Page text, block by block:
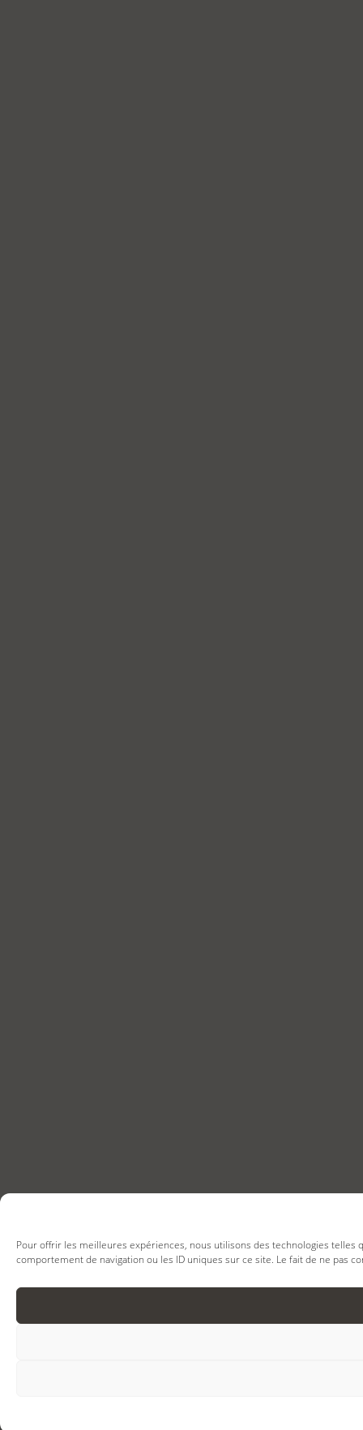
Pour offrir les meilleures expériences, nous utilisons des technologies
comportement de navigation ou les ID uniques sur ce site. Le fait de ne